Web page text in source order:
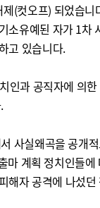
(컷오프) 되었습
소유예된 자가 1차
고 있습니다.
과 공직자에 의한
사실왜곡을 공개
마 계획 정치인들
해자 공격에 나섰